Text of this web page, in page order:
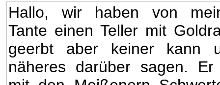
Hallo, wir haben von
Tante einen Teller mit
geerbt aber keiner kann
näheres darüber sagen.